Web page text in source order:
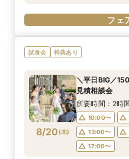
フェ
試食会 特典あり
8/20 (木)
＼平日BIG／
見積相談会
所要時間：2時
10:00〜
13:00〜
17:00〜